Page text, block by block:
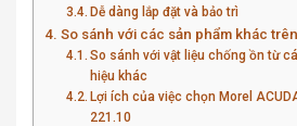
Dễ dàng lắp đặt và bảo trì
So sánh với các sản phẩm khác
So sánh với vật liệu chống ồn từ
hiệu khác
Lợi ích của việc chọn Morel
221.10